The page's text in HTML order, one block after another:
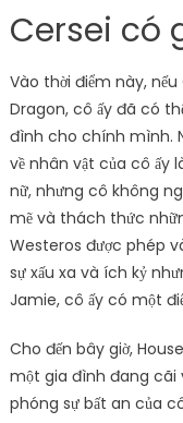
Cersei có
Vào thời điểm này,
Dragon, cô ấy đã có
đình cho chính mình.
về nhân vật của cô ấy
nữ, nhưng cô không
mẽ và thách thức
Westeros được phép
sự xấu xa và ích kỷ
Jamie, cô ấy có một
Cho đến bây giờ,
một gia đình đang cãi
phóng sự bất an của